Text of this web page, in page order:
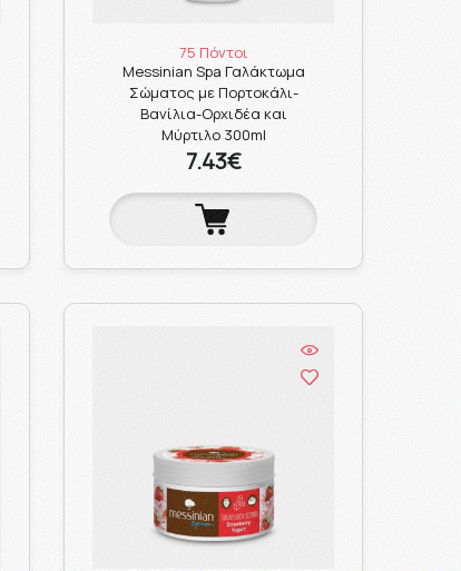
75 Πόντοι
Messinian Spa Γαλάκτωμα
Σώματος με Πορτοκάλι-
Βανίλια-Ορχιδέα και
Μύρτιλο 300ml
7.43€